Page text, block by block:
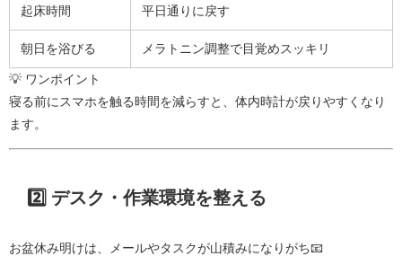
起床時間 平日通りに戻す
朝日を浴びる メラトニン調整で目覚めスッキリ
💡 ワンポイント
寝る前にスマホを触る時間を減らすと、体内時計が戻りやすくなり
ます。
2️⃣ デスク・作業環境を整える
お盆休み明けは、メールやタスクが山積みになりがち📧